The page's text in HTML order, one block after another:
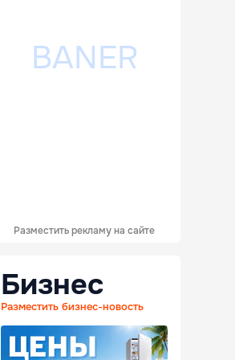
Разместить рекламу на сайте
Бизнес
Разместить бизнес-новость